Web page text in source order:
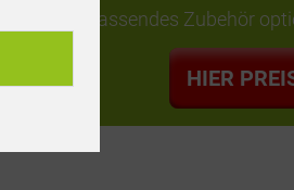
passendes Zubehör
HIER